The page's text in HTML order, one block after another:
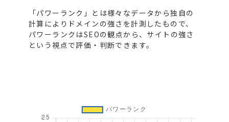
「パワーランク」とは様々なデータから独自の
計算によりドメインの強さを計測したもので、
パワーランクはSEOの観点から、サイトの強さ
という視点で評価・判断できます。